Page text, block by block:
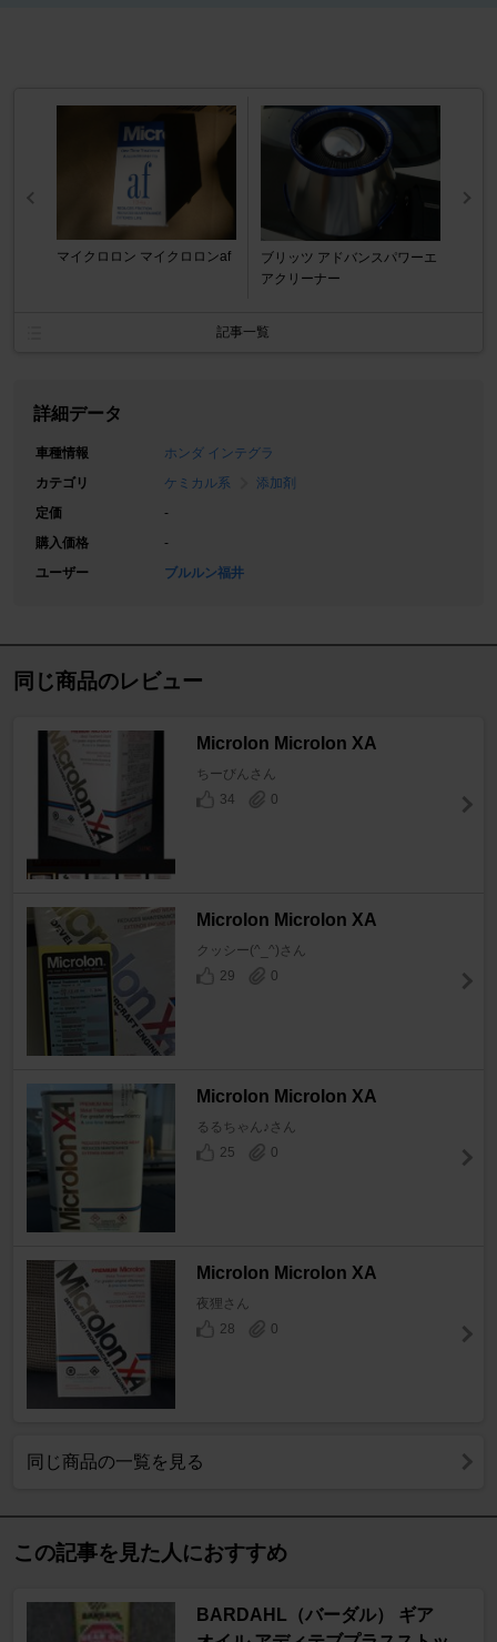
マイクロロン マイクロロンaf
ブリッツ アドバンスパワーエ
アクリーナー
記事一覧
詳細データ
車種情報
ホンダ インテグラ
カテゴリ
ケミカル系
添加剤
定価
-
購入価格
-
ユーザー
ブルルン福井
同じ商品のレビュー
Microlon Microlon XA
ちーびんさん
34
0
Microlon Microlon XA
クッシー(^_^)さん
29
0
Microlon Microlon XA
るるちゃん♪さん
25
0
Microlon Microlon XA
夜狸さん
28
0
同じ商品の一覧を見る
この記事を見た人におすすめ
BARDAHL（バーダル） ギア